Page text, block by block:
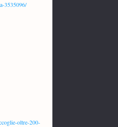
3535096/
oltre-200-